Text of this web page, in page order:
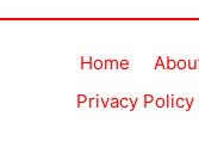
Home
Privacy Policy